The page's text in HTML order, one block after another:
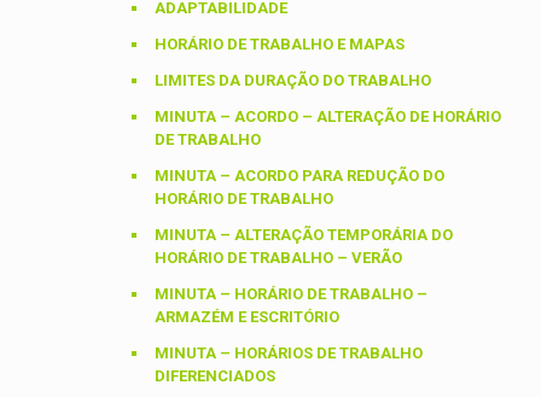
ADAPTABILIDADE
HORÁRIO DE TRABALHO E MAPAS
LIMITES DA DURAÇÃO DO TRABALHO
MINUTA – ACORDO – ALTERAÇÃO DE HORÁRIO
DE TRABALHO
MINUTA – ACORDO PARA REDUÇÃO DO
HORÁRIO DE TRABALHO
MINUTA – ALTERAÇÃO TEMPORÁRIA DO
HORÁRIO DE TRABALHO – VERÃO
MINUTA – HORÁRIO DE TRABALHO –
ARMAZÉM E ESCRITÓRIO
MINUTA – HORÁRIOS DE TRABALHO
DIFERENCIADOS